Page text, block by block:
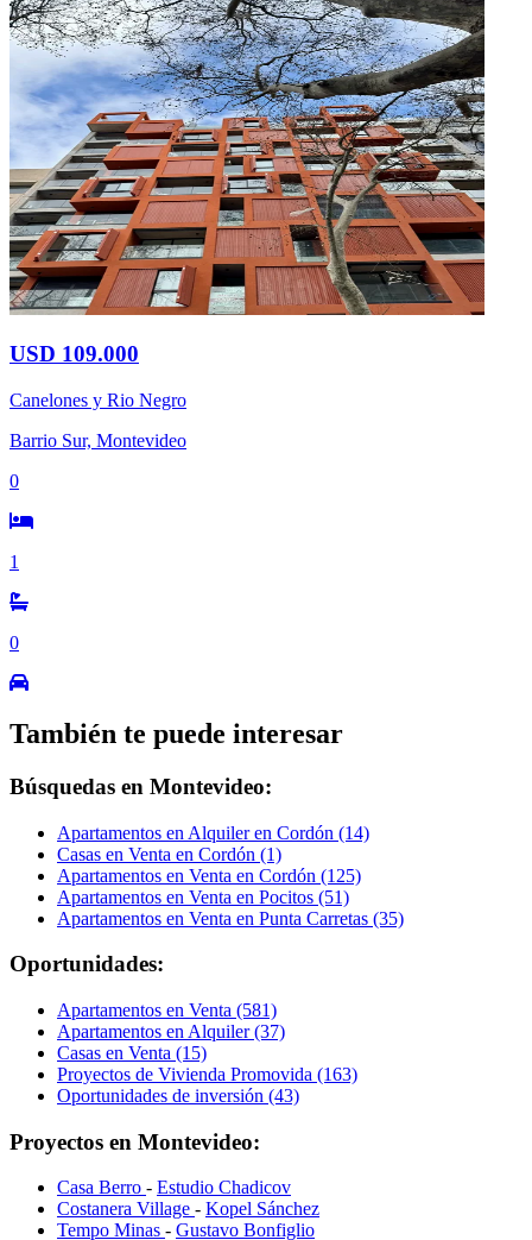
USD 109.000
Canelones y Rio Negro
Barrio Sur, Montevideo
0
1
0
También te puede interesar
Búsquedas en Montevideo:
Apartamentos en Alquiler en Cordón (14)
Casas en Venta en Cordón (1)
Apartamentos en Venta en Cordón (125)
Apartamentos en Venta en Pocitos (51)
Apartamentos en Venta en Punta Carretas (35)
Oportunidades:
Apartamentos en Venta (581)
Apartamentos en Alquiler (37)
Casas en Venta (15)
Proyectos de Vivienda Promovida (163)
Oportunidades de inversión (43)
Proyectos en Montevideo:
Casa Berro - Estudio Chadicov
Costanera Village - Kopel Sánchez
Tempo Minas - Gustavo Bonfiglio